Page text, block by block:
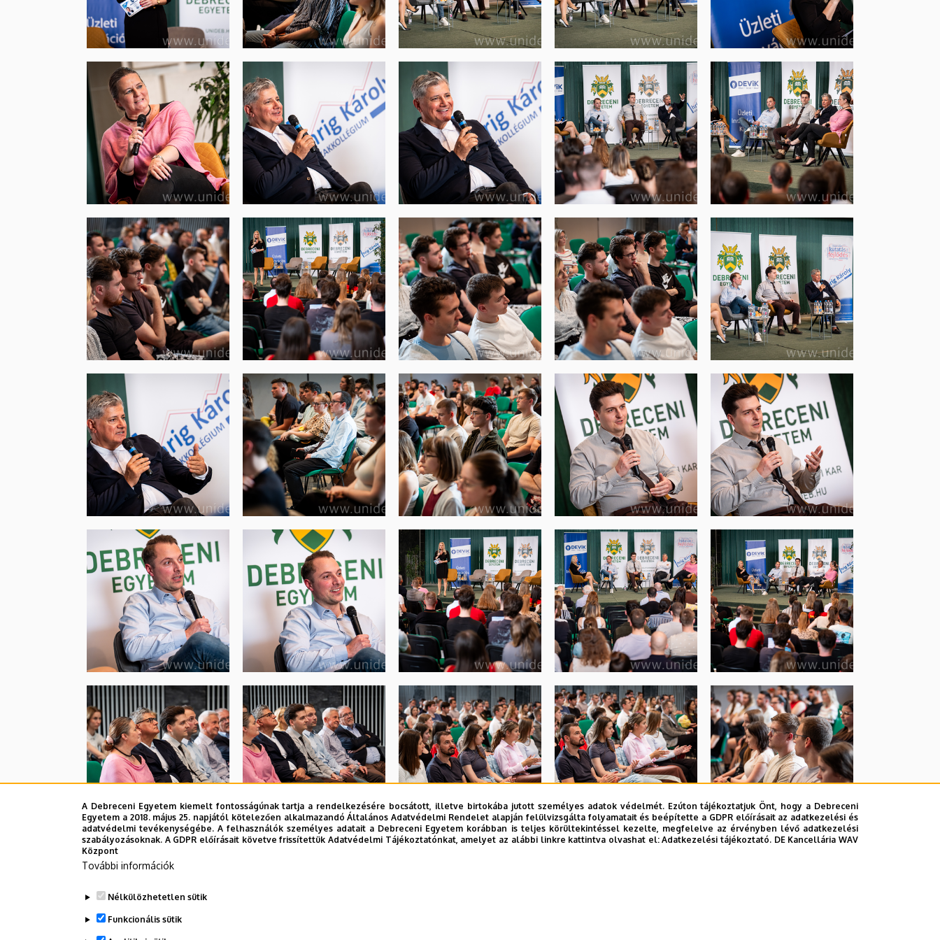
A Debreceni Egyetem kiemelt fontosságúnak tartja a rendelkezésére bocsátott, illetve birtokába jutott személyes adatok védelmét. Ezúton tájékoztatjuk Önt, hogy a Debreceni
Egyetem a 2018. május 25. napjától kötelezően alkalmazandó Általános Adatvédelmi Rendelet alapján felülvizsgálta folyamatait és beépítette a GDPR előírásait az adatkezelési és
adatvédelmi tevékenységébe. A felhasználók személyes adatait a Debreceni Egyetem korábban is teljes körültekintéssel kezelte, megfelelve az érvényben lévő adatkezelési
szabályozásoknak. A GDPR előírásait követve frissítettük Adatvédelmi Tájékoztatónkat, amelyet az alábbi linkre kattintva olvashat el:Adatkezelési tájékoztató. DE Kancellária WAV
Központ
További információk
Nélkülözhetetlen sütik
Funkcionális sütik